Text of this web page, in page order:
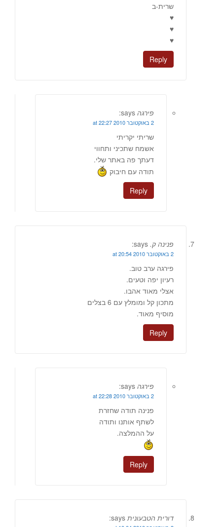
שרית-ב
♥
♥
♥
Reply
פירגה says:
2 באוקטובר 2010 at 22:27
שריתי יקריתי
אשמח שתכיני ותחווי
דעתך פה באתר שלי.
תודה עם חיבוק
Reply
פנינה ק. says:
2 באוקטובר 2010 at 20:54
פירגה ערב טוב.
רעיון יפה וטעים.
אצלי מאוד אהבו.
מתכון קל ומומלץ עם 6 בצלים
מוסיף מאוד.
Reply
פירגה says:
2 באוקטובר 2010 at 22:28
פנינה תודה שחזרת
לשתף אותנו ותודה
על ההמלצה.
Reply
דורית הטבעונית says: